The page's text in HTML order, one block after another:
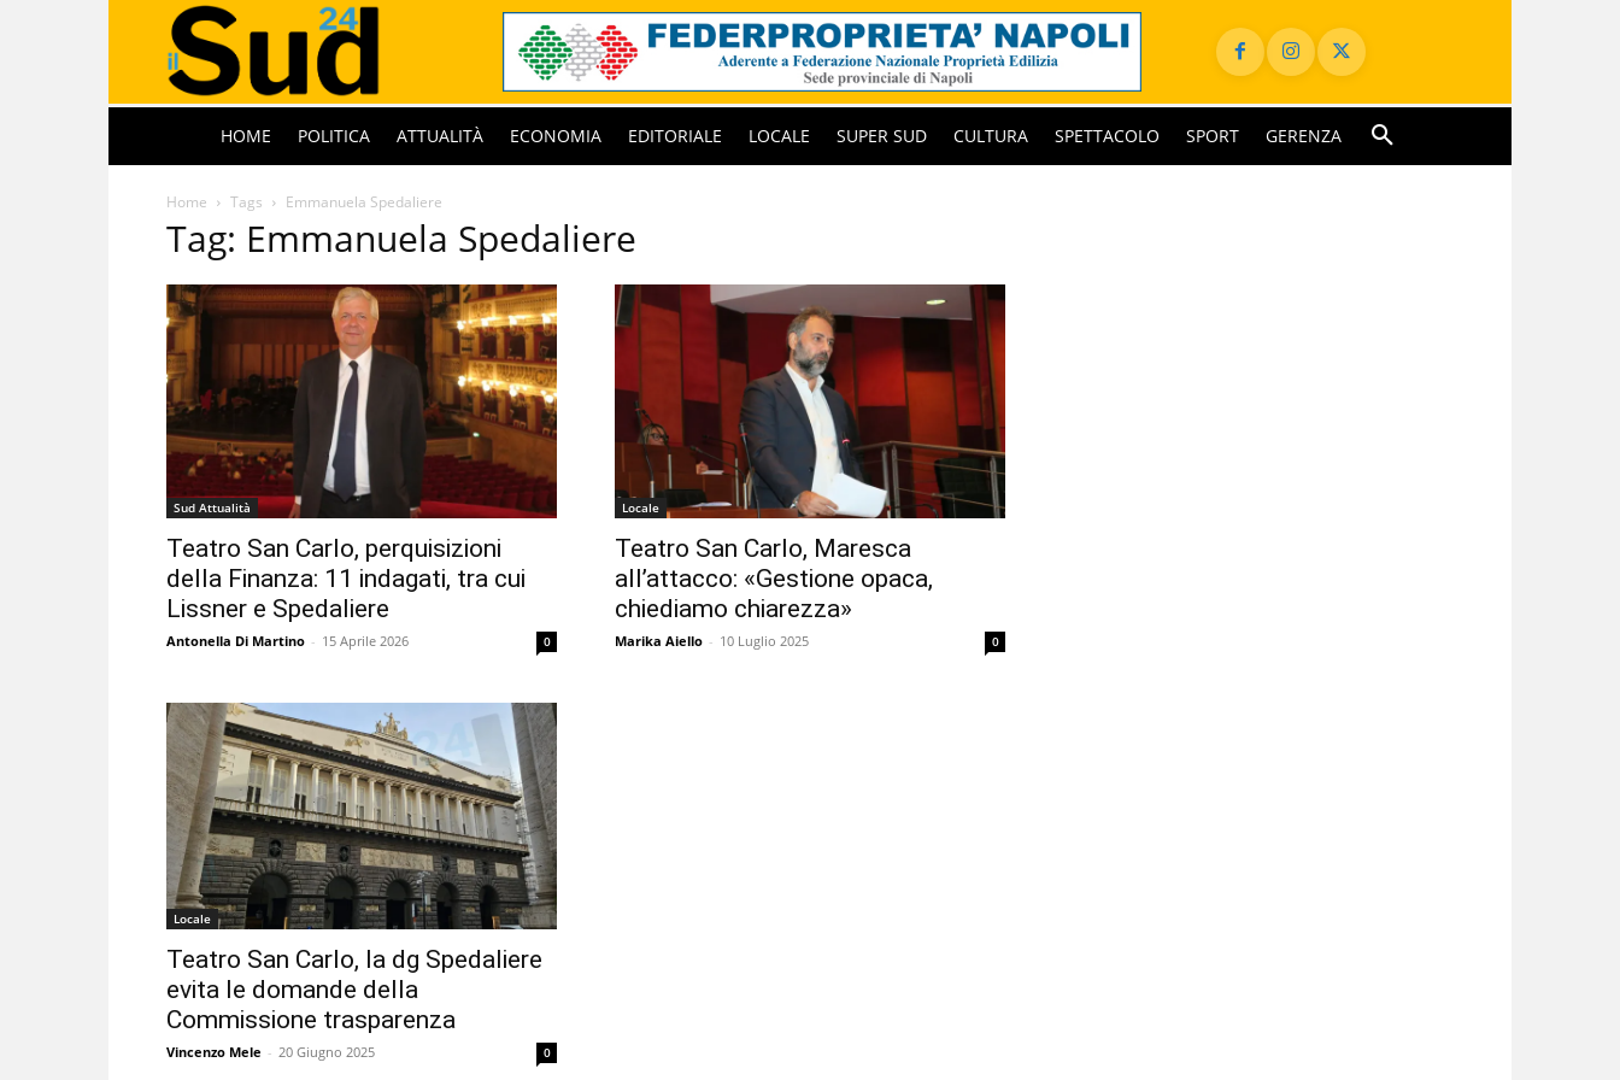
HOME POLITICA ATTUALITÀ ECONOMIA EDITORIALE LOCALE SUPER SUD CULTURA SPETTACOLO SPORT GERENZA
Home Tags Emmanuela Spedaliere
Tag: Emmanuela Spedaliere
Sud Attualità
Teatro San Carlo, perquisizioni
della Finanza: 11 indagati, tra cui
Lissner e Spedaliere
Antonella Di Martino - 15 Aprile 2026 0
Locale
Teatro San Carlo, Maresca
all’attacco: «Gestione opaca,
chiediamo chiarezza»
Marika Aiello - 10 Luglio 2025 0
Locale
Teatro San Carlo, la dg Spedaliere
evita le domande della
Commissione trasparenza
Vincenzo Mele - 20 Giugno 2025 0